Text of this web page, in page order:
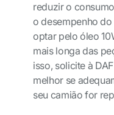
reduzir o
o desempenho
optar pelo óleo
mais longa das
isso, solicite à
melhor se
seu camião for